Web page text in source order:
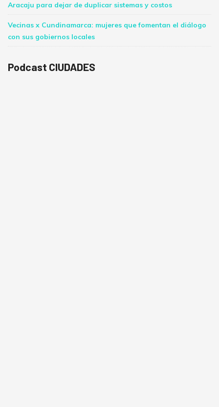
Aracaju para dejar de duplicar sistemas y costos
Vecinas x Cundinamarca: mujeres que fomentan el diálogo
con sus gobiernos locales
Podcast CIUDADES